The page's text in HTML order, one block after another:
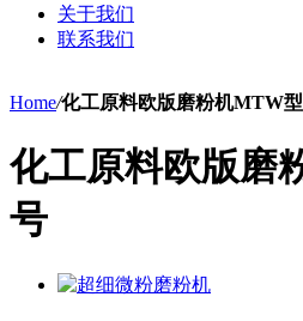
关于我们
联系我们
Home/化工原料欧版磨粉机MTW
化工原料欧版磨
号